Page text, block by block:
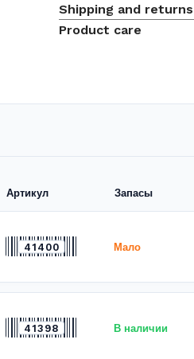
Shipping and returns
Product care
Артикул Запасы
41400 Мало
41398 В наличии